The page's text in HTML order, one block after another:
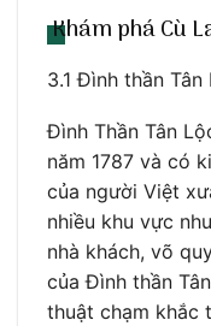
Khám phá Cù
3.1 Đình thần
Đình Thần Tân
năm 1787 và có
của người Việt
nhiều khu vực
nhà khách, võ
của Đình thần
thuật chạm khắc